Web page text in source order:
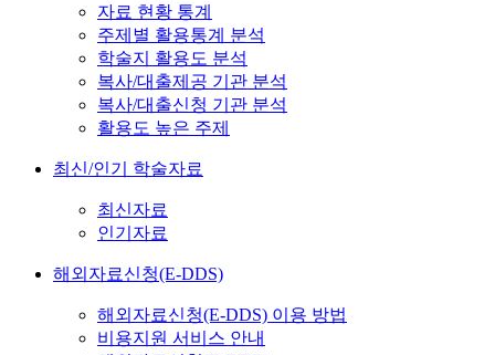
자료 현황 통계
주제별 활용통계 분석
학술지 활용도 분석
복사/대출제공 기관 분석
복사/대출신청 기관 분석
활용도 높은 주제
최신/인기 학술자료
최신자료
인기자료
해외자료신청(E-DDS)
해외자료신청(E-DDS) 이용 방법
비용지원 서비스 안내